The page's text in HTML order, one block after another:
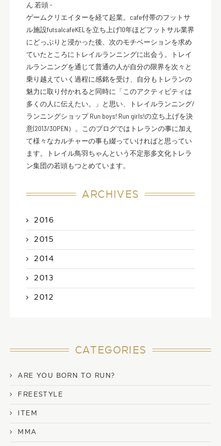
ん 若頭 -
ゲームクリエイターを経て起業。cafe付帯のフットサ
ル施設futsalcafeKELを立ち上げ10年ほどフットサル業界
にどっぷりと浸かった後、次のモチベーションを求め
ていたところにトレイルランニングに出会う。トレイ
ルランニングを通じて普通の人が自分の限界を次々と
乗り越えていく過程に感銘を受け、自分もトレランの
魅力に取り付かれると同時に「このアクティビティは
多くの人に伝えたい。」と思い、トレイルランニング/
ランニングショップ Run boys! Run girls!の立ち上げを決
意(2013/3OPEN）。このブログではトレランの事に加え
て様々なカルチャーの事も綴っていければと思ってい
ます。トレイル鳥羽ちゃんという不定形多文化トレラ
ン集団の若頭もつとめています。
ARCHIVES
2016
2015
2014
2013
2012
CATEGORIES
ARE YOU BORN TO RUN?
FREESTYLE
ITEM
MMA